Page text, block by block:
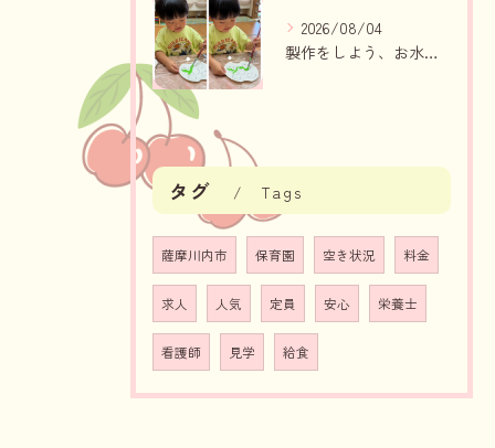
2026/08/04
製作をしよう、お水遊び（りんご組、いちご組）
タグ Tags
薩摩川内市 保育園 空き状況 料金
求人 人気 定員 安心 栄養士
看護師 見学 給食